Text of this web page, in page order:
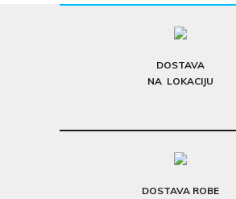
DOSTAVA
NA LOKACIJU
DOSTAVA ROBE